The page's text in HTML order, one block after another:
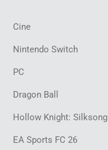
Cine
Nintendo Switch
PC
Dragon Ball
Hollow Knight: Silksong
EA Sports FC 26